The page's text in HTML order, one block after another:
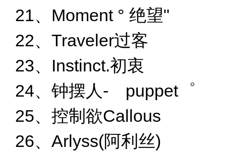
21、Moment ° 绝望"
22、Traveler过客
23、Instinct.初衷
24、钟摆人- puppet゜
25、控制欲Callous
26、Arlyss(阿利丝)